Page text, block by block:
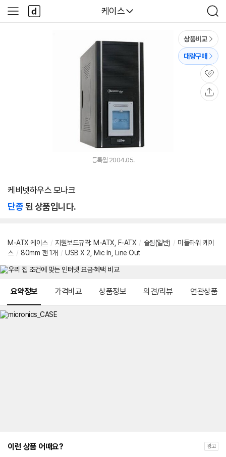
다나와
케이스
검
색
사
이
다
나
와
상품비교
대량구매
관
심
등록월 2004.05.
케비넷하우스 모나크
단종된 상품입니다.
M-ATX 케이스 / 지원보드규격: M-ATX F-ATX / 슬림(일반) / 미들타워 케이
스 / 80mm 팬 1개 / USB X 2, Mic In, Line Out
요약정보 가격비교 상품정보 의견/리뷰 연관상품
이런 상품 어때요? 광고